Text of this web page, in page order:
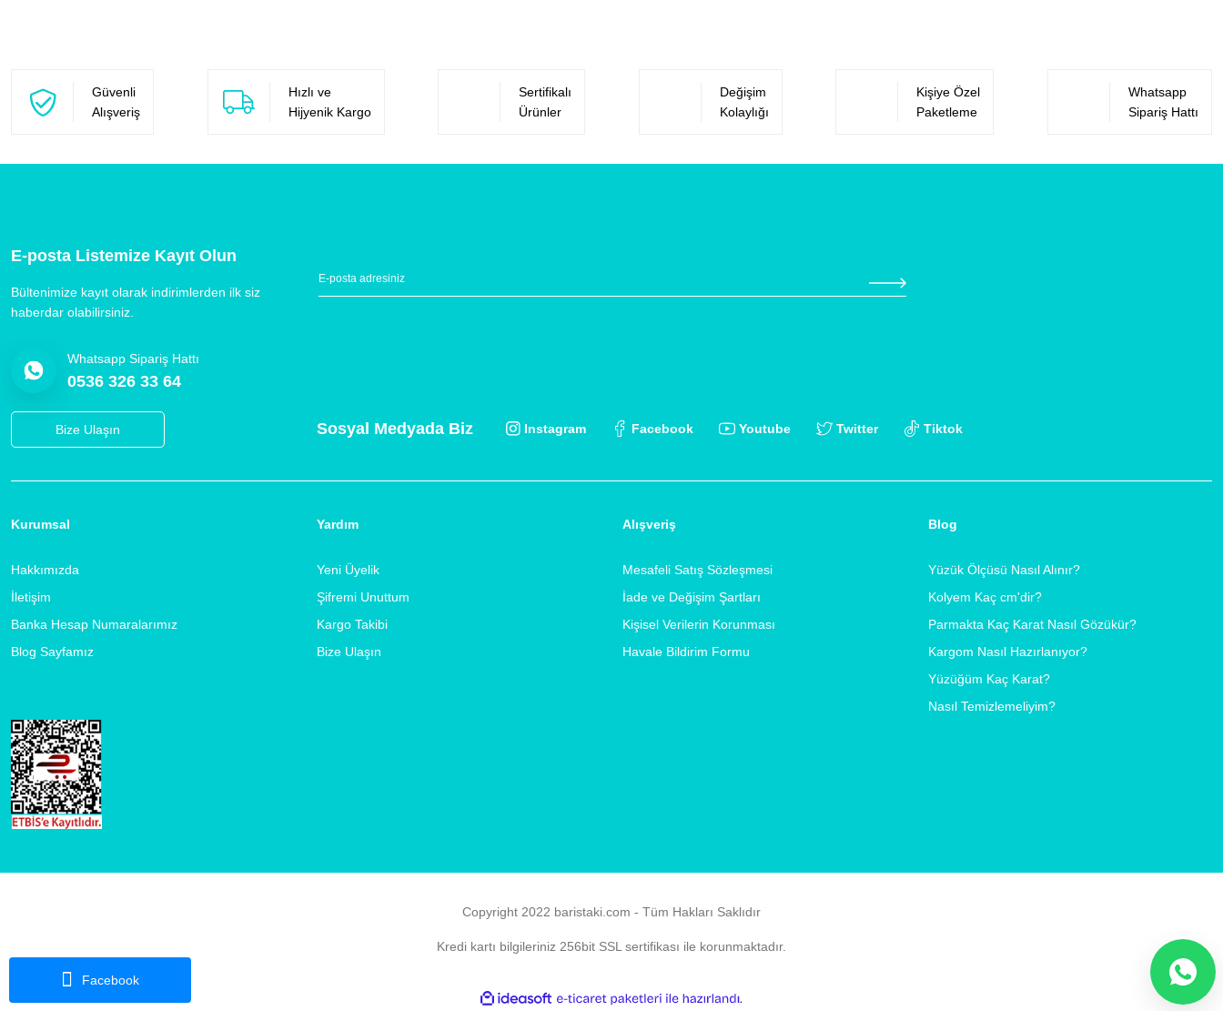
Facebook
Güvenli
Alışveriş
Hızlı ve
Hijyenik Kargo
Sertifikalı
Ürünler
Değişim
Kolaylığı
Kişiye Özel
Paketleme
Whatsapp
Sipariş Hattı
E-posta Listemize Kayıt Olun
Bültenimize kayıt olarak indirimlerden ilk siz
haberdar olabilirsiniz.
Whatsapp Sipariş Hattı
0536 326 33 64
Bize Ulaşın Sosyal Medyada Biz Instagram Facebook Youtube Twitter Tiktok
Kurumsal
Hakkımızda
İletişim
Banka Hesap Numaralarımız
Blog Sayfamız
Yardım
Yeni Üyelik
Şifremi Unuttum
Kargo Takibi
Bize Ulaşın
Alışveriş
Mesafeli Satış Sözleşmesi
İade ve Değişim Şartları
Kişisel Verilerin Korunması
Havale Bildirim Formu
Blog
Yüzük Ölçüsü Nasıl Alınır?
Kolyem Kaç cm'dir?
Parmakta Kaç Karat Nasıl Gözükür?
Kargom Nasıl Hazırlanıyor?
Yüzüğüm Kaç Karat?
Nasıl Temizlemeliyim?
Copyright 2022 baristaki.com - Tüm Hakları Saklıdır
Kredi kartı bilgileriniz 256bit SSL sertifikası ile korunmaktadır.
ideasoft
e-